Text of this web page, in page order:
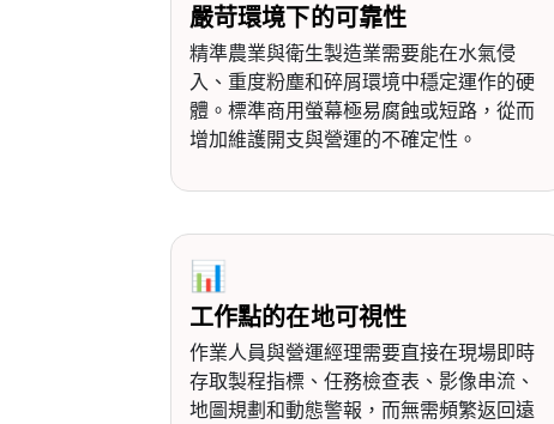
嚴苛環境下的可靠性
精準農業與衛生製造業需要能在水氣侵
入、重度粉塵和碎屑環境中穩定運作的硬
體。標準商用螢幕極易腐蝕或短路，從而
增加維護開支與營運的不確定性。
📊
工作點的在地可視性
作業人員與營運經理需要直接在現場即時
存取製程指標、任務檢查表、影像串流、
地圖規劃和動態警報，而無需頻繁返回遠